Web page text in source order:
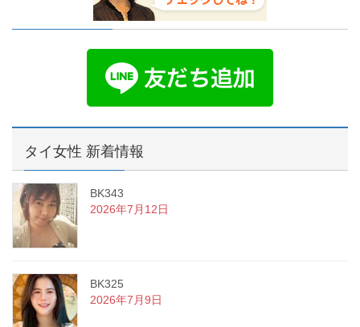
タイ女性 新着情報
BK343
2026年7月12日
BK325
2026年7月9日